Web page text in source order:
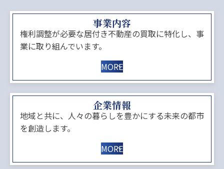
事業内容
権利調整が必要な居付き不動産の買取に特化し、事
業に取り組んでいます。
MORE
企業情報
地域と共に、人々の暮らしを豊かにする未来の都市
を創造します。
MORE